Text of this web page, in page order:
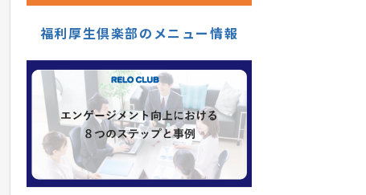
福利厚生倶楽部のメニュー情報